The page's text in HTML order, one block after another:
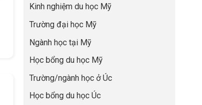
50%
Global
Leaders
Anh
Quốc:
Chiến
Lược
Nâng
Tầm
Kinh nghiệm du học Mỹ
Trường đại học Mỹ
Ngành học tại Mỹ
Học bổng du học Mỹ
Trường/ngành học ở Úc
Học bổng du học Úc